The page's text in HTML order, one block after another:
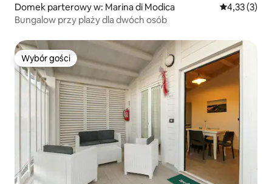
Domek parterowy w: Marina di Modica Średnia
4,33 (3)
Bungalow przy plaży dla dwóch osób
Wybór gości
Wybór gości